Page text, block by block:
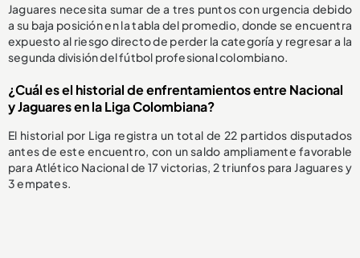
Jaguares necesita sumar de a tres puntos con urgencia debido
a su baja posición en la tabla del promedio, donde se encuentra
expuesto al riesgo directo de perder la categoría y regresar a la
segunda división del fútbol profesional colombiano.
¿Cuál es el historial de enfrentamientos entre Nacional
y Jaguares en la Liga Colombiana?
El historial por Liga registra un total de 22 partidos disputados
antes de este encuentro, con un saldo ampliamente favorable
para Atlético Nacional de 17 victorias, 2 triunfos para Jaguares y
3 empates.